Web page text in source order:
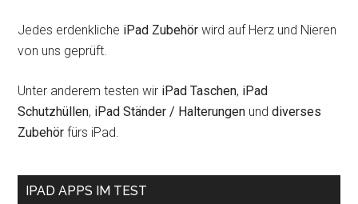
Jedes erdenkliche iPad Zubehör wird auf Herz und Nieren
von uns geprüft.
Unter anderem testen wir iPad Taschen, iPad
Schutzhüllen, iPad Ständer / Halterungen unddiverses
Zubehör fürs iPad.
IPAD APPS IM TEST